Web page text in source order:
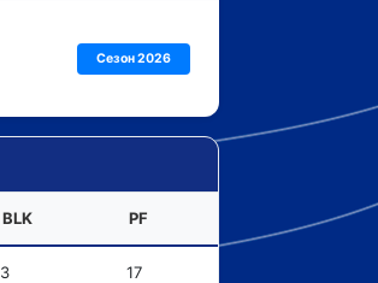
Сезон 2026
BLK PF
3 17